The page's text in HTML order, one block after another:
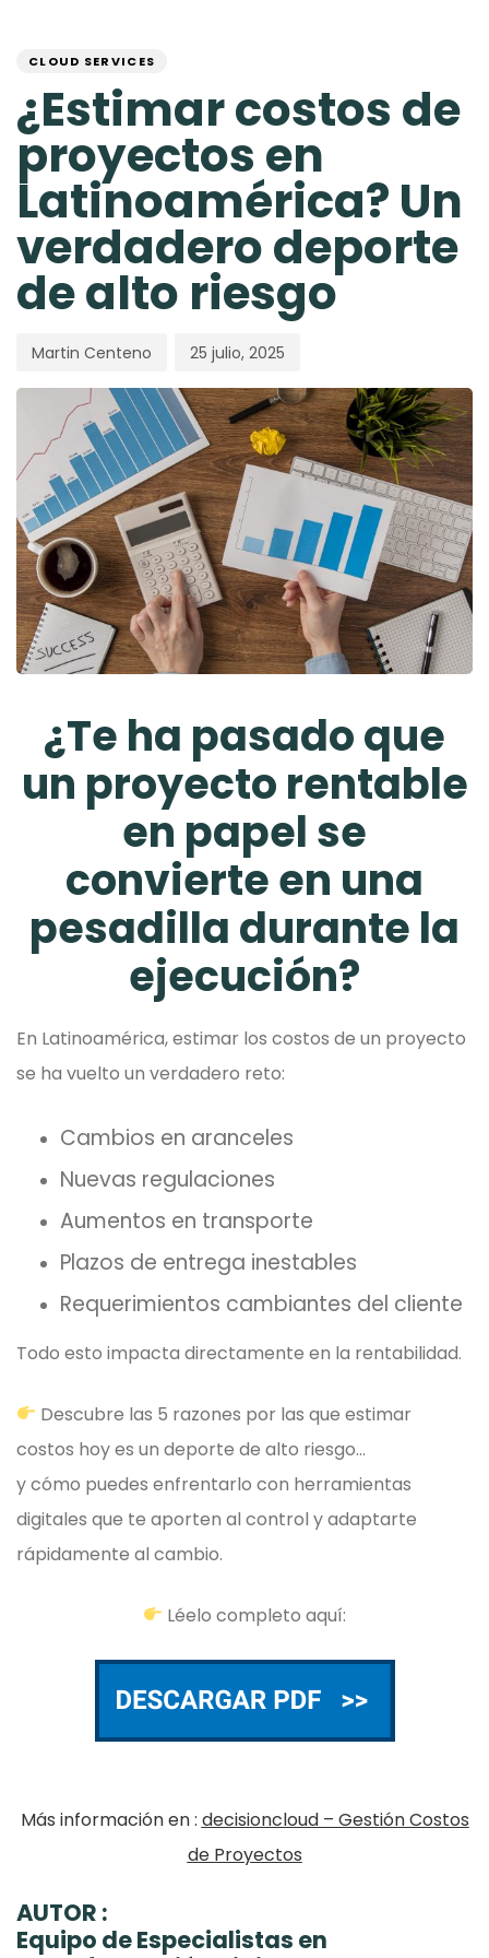
primary
Skip
content
CLOUD SERVICES
¿Estimar costos de
proyectos en
Latinoamérica? Un
verdadero deporte
de alto riesgo
Martin Centeno 25 julio, 2025
¿Te ha pasado que
un proyecto rentable
en papel se
convierte en una
pesadilla durante la
ejecución?
En Latinoamérica, estimar los costos de un proyecto
se ha vuelto un verdadero reto:
Cambios en aranceles
Nuevas regulaciones
Aumentos en transporte
Plazos de entrega inestables
Requerimientos cambiantes del cliente
Todo esto impacta directamente en la rentabilidad.
Descubre las 5 razones por las que estimar
costos hoy es un deporte de alto riesgo…
y cómo puedes enfrentarlo con herramientas
digitales que te aporten al control y adaptarte
rápidamente al cambio.
Léelo completo aquí:
Más información en : decisioncloud – Gestión Costos
de Proyectos
AUTOR :
Equipo de Especialistas en